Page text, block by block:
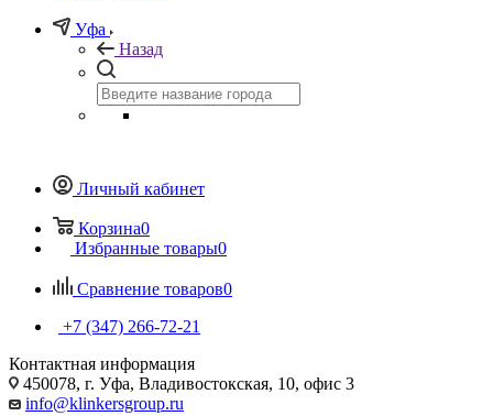
Уфа
Назад
Личный кабинет
Корзина0
Избранные товары0
Сравнение товаров0
+7 (347) 266-72-21
Контактная информация
450078, г. Уфа, Владивостокская, 10, офис 3
info@klinkersgroup.ru